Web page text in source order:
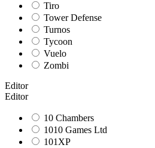
Tiro
Tower Defense
Turnos
Tycoon
Vuelo
Zombi
Editor
Editor
10 Chambers
1010 Games Ltd
101XP